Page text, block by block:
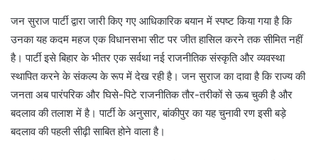
जन सुराज पार्टी द्वारा जारी किए गए आधिकारिक बयान में स्पष्ट किया गया है कि
उनका यह कदम महज एक विधानसभा सीट पर जीत हासिल करने तक सीमित नहीं
है। पार्टी इसे बिहार के भीतर एक सर्वथा नई राजनीतिक संस्कृति और व्यवस्था
स्थापित करने के संकल्प के रूप में देख रही है। जन सुराज का दावा है कि राज्य की
जनता अब पारंपरिक और घिसे-पिटे राजनीतिक तौर-तरीकों से ऊब चुकी है और
बदलाव की तलाश में है। पार्टी के अनुसार, बांकीपुर का यह चुनावी रण इसी बड़े
बदलाव की पहली सीढ़ी साबित होने वाला है।